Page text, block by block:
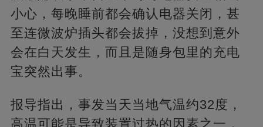
小心，每晚睡前都会确认电器关闭，甚
至连微波炉插头都会拔掉，没想到意外
会在白天发生，而且是随身包里的充电
宝突然出事。
报导指出，事发当天当地气温约32度，
高温可能是导致装置过热的因素之一，